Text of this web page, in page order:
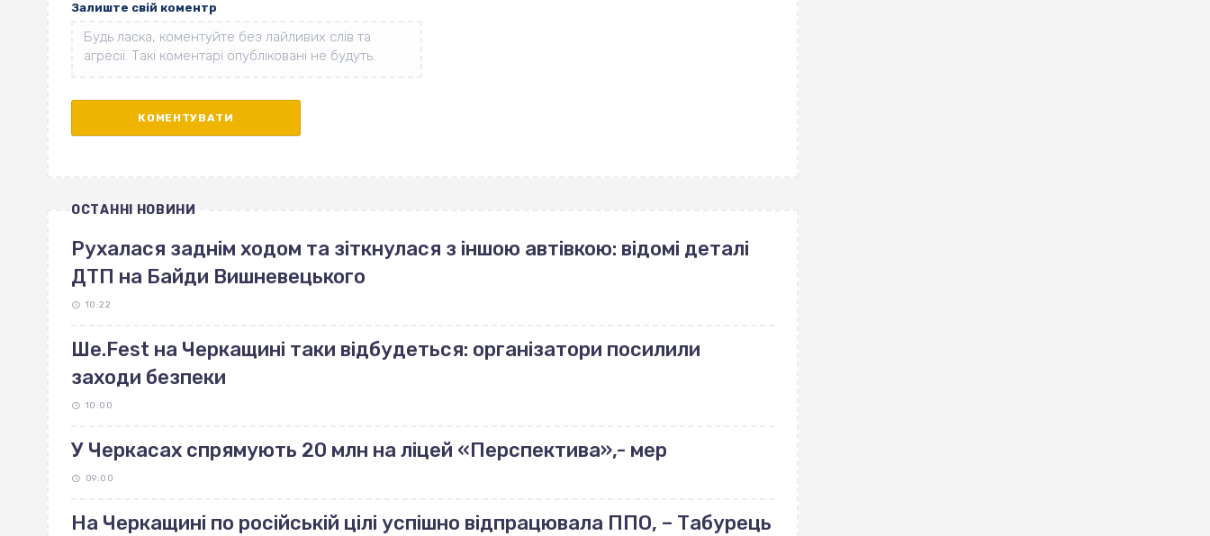
Залиште свій коментр
ОСТАННІ НОВИНИ
Рухалася заднім ходом та зіткнулася з іншою автівкою: відомі деталі
ДТП на Байди Вишневецького
10:22
Ше.Fest на Черкащині таки відбудеться: організатори посилили
заходи безпеки
10:00
У Черкасах спрямують 20 млн на ліцей «Перспектива»,- мер
09:00
На Черкащині по російській цілі успішно відпрацювала ППО, – Табурець